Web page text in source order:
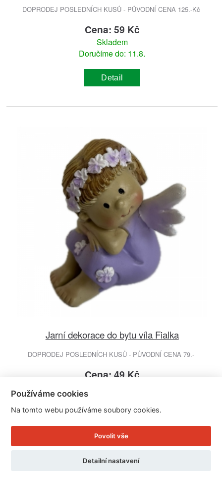
DOPRODEJ POSLEDNÍCH KUSŮ - PŮVODNÍ CENA 125.-Kč
Cena: 59 Kč
Skladem
Doručíme do: 11.8.
Detail
Jarní dekorace do bytu víla Fialka
DOPRODEJ POSLEDNÍCH KUSŮ - PŮVODNÍ CENA 79.-
Cena: 49 Kč
Doručíme do: 11.8.
Používáme cookies
Na tomto webu používáme soubory cookies.
Povolit vše
Detailní nastavení